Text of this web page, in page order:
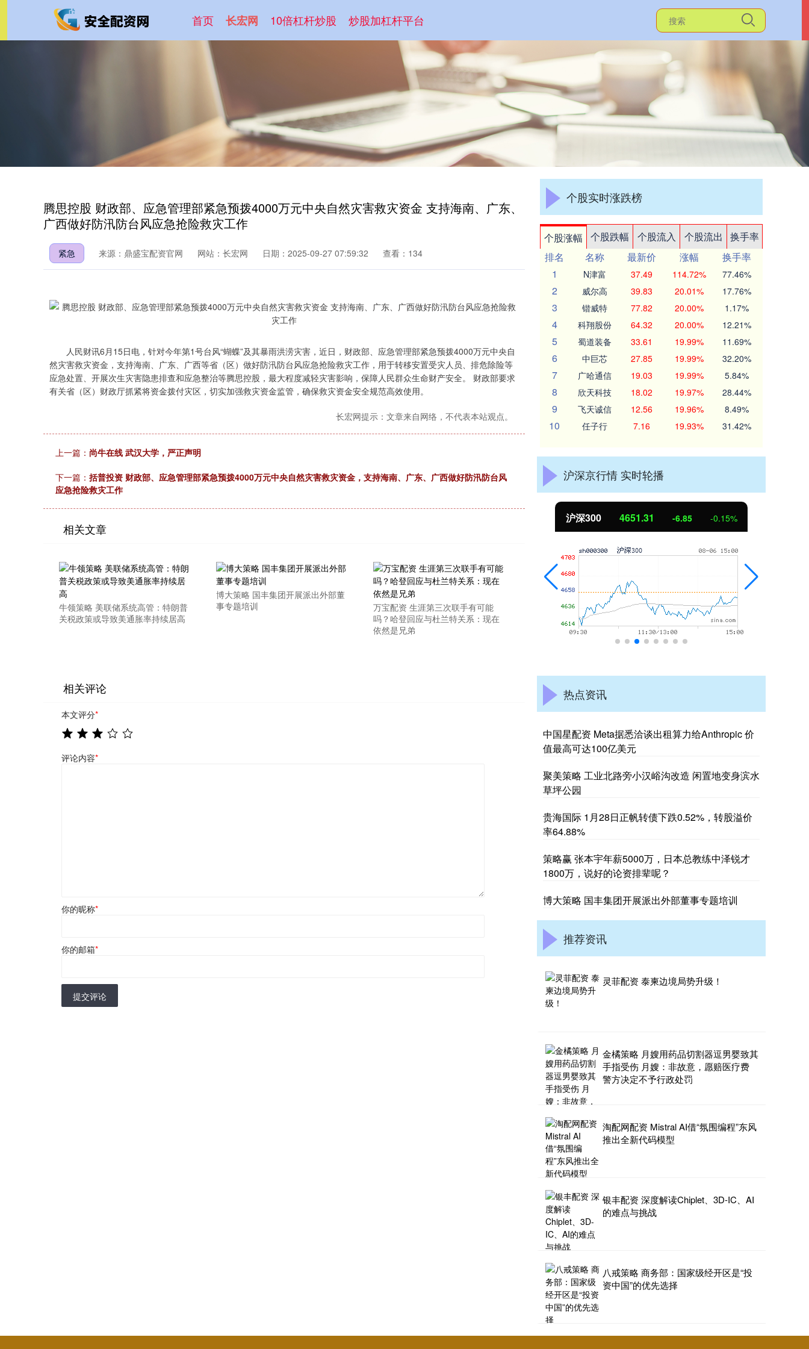
首页 长宏网 10倍杠杆炒股 炒股加杠杆平台
腾思控股 财政部、应急管理部紧急预拨4000万元中央自然灾害救灾资金 支持海南、广东、
广西做好防汛防台风应急抢险救灾工作
紧急 来源：鼎盛宝配资官网 网站：长宏网 日期：2025-09-27 07:59:32 查看：134
人民财讯6月15日电，针对今年第1号台风“蝴蝶”及其暴雨洪涝灾害，近日，财政部、应急管理部紧急预拨4000万元中央自
然灾害救灾资金，支持海南、广东、广西等省（区）做好防汛防台风应急抢险救灾工作，用于转移安置受灾人员、排危除险等
应急处置、开展次生灾害隐患排查和应急整治等腾思控股，最大程度减轻灾害影响，保障人民群众生命财产安全。 财政部要求
有关省（区）财政厅抓紧将资金拨付灾区，切实加强救灾资金监管，确保救灾资金安全规范高效使用。
长宏网提示：文章来自网络，不代表本站观点。
上一篇： 尚牛在线 武汉大学，严正声明
下一篇： 括普投资 财政部、应急管理部紧急预拨4000万元中央自然灾害救灾资金，支持海南、广东、广西做好防汛防台风
应急抢险救灾工作
相关文章
牛领策略 美联储系统高管：特朗普
关税政策或导致美通胀率持续居高
博大策略 国丰集团开展派出外部董
事专题培训
万宝配资 生涯第三次联手有可能
吗？哈登回应与杜兰特关系：现在
依然是兄弟
相关评论
本文评分*
评论内容*
你的昵称*
你的邮箱*
提交评论
个股实时涨跌榜
个股涨幅 个股跌幅 个股流入 个股流出
换手率
排名
名称 最新价 涨幅
换手率
1
N津富 37.49 114.72% 77.46%
2 威尔高 39.83 20.01% 17.76%
3 锴威特 77.82 20.00% 1.17%
4 科翔股份 64.32 20.00% 12.21%
5 蜀道装备 33.61 19.99% 11.69%
6 中巨芯 27.85 19.99% 32.20%
7 广哈通信 19.03 19.99% 5.84%
8 欣天科技 18.02 19.97% 28.44%
9 飞天诚信 12.56 19.96% 8.49%
10 任子行 7.16 19.93% 31.42%
沪深京行情 实时轮播
沪深300 4651.31 -6.85 -0.15%
热点资讯
中国星配资 Meta据悉洽谈出租算力给Anthropic 价
值最高可达100亿美元
聚美策略 工业北路旁小汉峪沟改造 闲置地变身滨水
草坪公园
贵海国际 1月28日正帆转债下跌0.52%，转股溢价
率64.88%
策略赢 张本宇年薪5000万，日本总教练中泽锐才
1800万，说好的论资排辈呢？
博大策略 国丰集团开展派出外部董事专题培训
推荐资讯
灵菲配资 泰柬边境局势升级！
金橘策略 月嫂用药品切割器逗男婴致其
手指受伤 月嫂：非故意，愿赔医疗费
警方决定不予行政处罚
淘配网配资 Mistral AI借“氛围编程”东风
推出全新代码模型
银丰配资 深度解读Chiplet、3D-IC、AI
的难点与挑战
八戒策略 商务部：国家级经开区是“投
资中国”的优先选择